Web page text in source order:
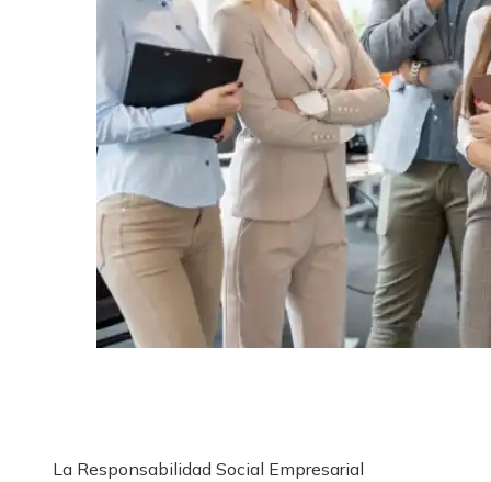
La Responsabilidad Social Empresarial